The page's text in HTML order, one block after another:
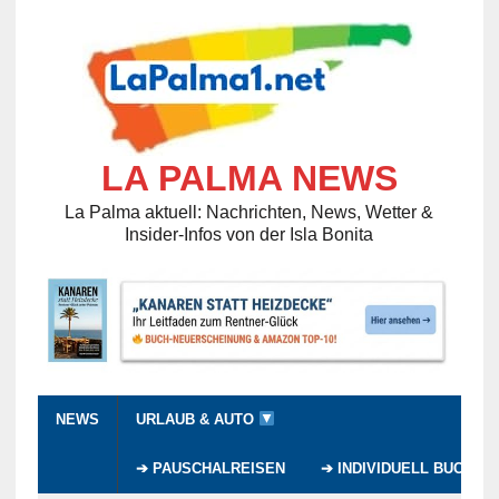
LA PALMA NEWS
La Palma aktuell: Nachrichten, News, Wetter &
Insider-Infos von der Isla Bonita
NEWS URLAUB & AUTO
➔ PAUSCHALREISEN ➔ INDIVIDUELL BUCHEN